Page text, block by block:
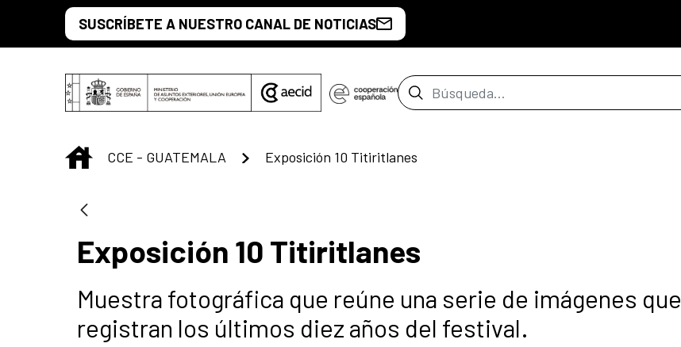
Saltar al contenido principal
SUSCRÍBETE A NUESTRO CANAL DE NOTICIAS
Barra de búsqueda
INICIO
CCE - GUATEMALA Exposición 10 Titiritlanes
Exposición 10 Titiritlanes
Muestra fotográfica que reúne una serie de imágenes que
registran los últimos diez años del festival.